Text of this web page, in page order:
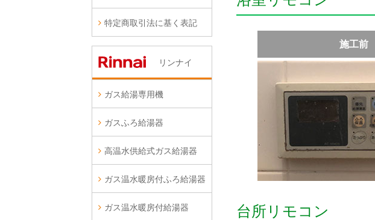
施工前
台所リモコン
特定商取引法に基く表記
リンナイ
ガス給湯専用機
ガスふろ給湯器
高温水供給式ガス給湯器
ガス温水暖房付ふろ給湯器
ガス温水暖房付給湯器